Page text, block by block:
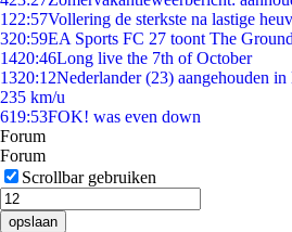
1 22:57Vollering de sterkste na lastige
320:59EA Sports FC 27 toont The
1420:46Long live the 7th of October
1320:12Nederlander (23) aangehouden
235 km/u
619:53FOK! was even down
Forum
Forum
Scrollbar gebruiken
opslaan